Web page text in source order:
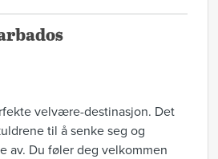
velvære-destinasjon. Det
til å senke seg og
av. Du føler deg velkommen